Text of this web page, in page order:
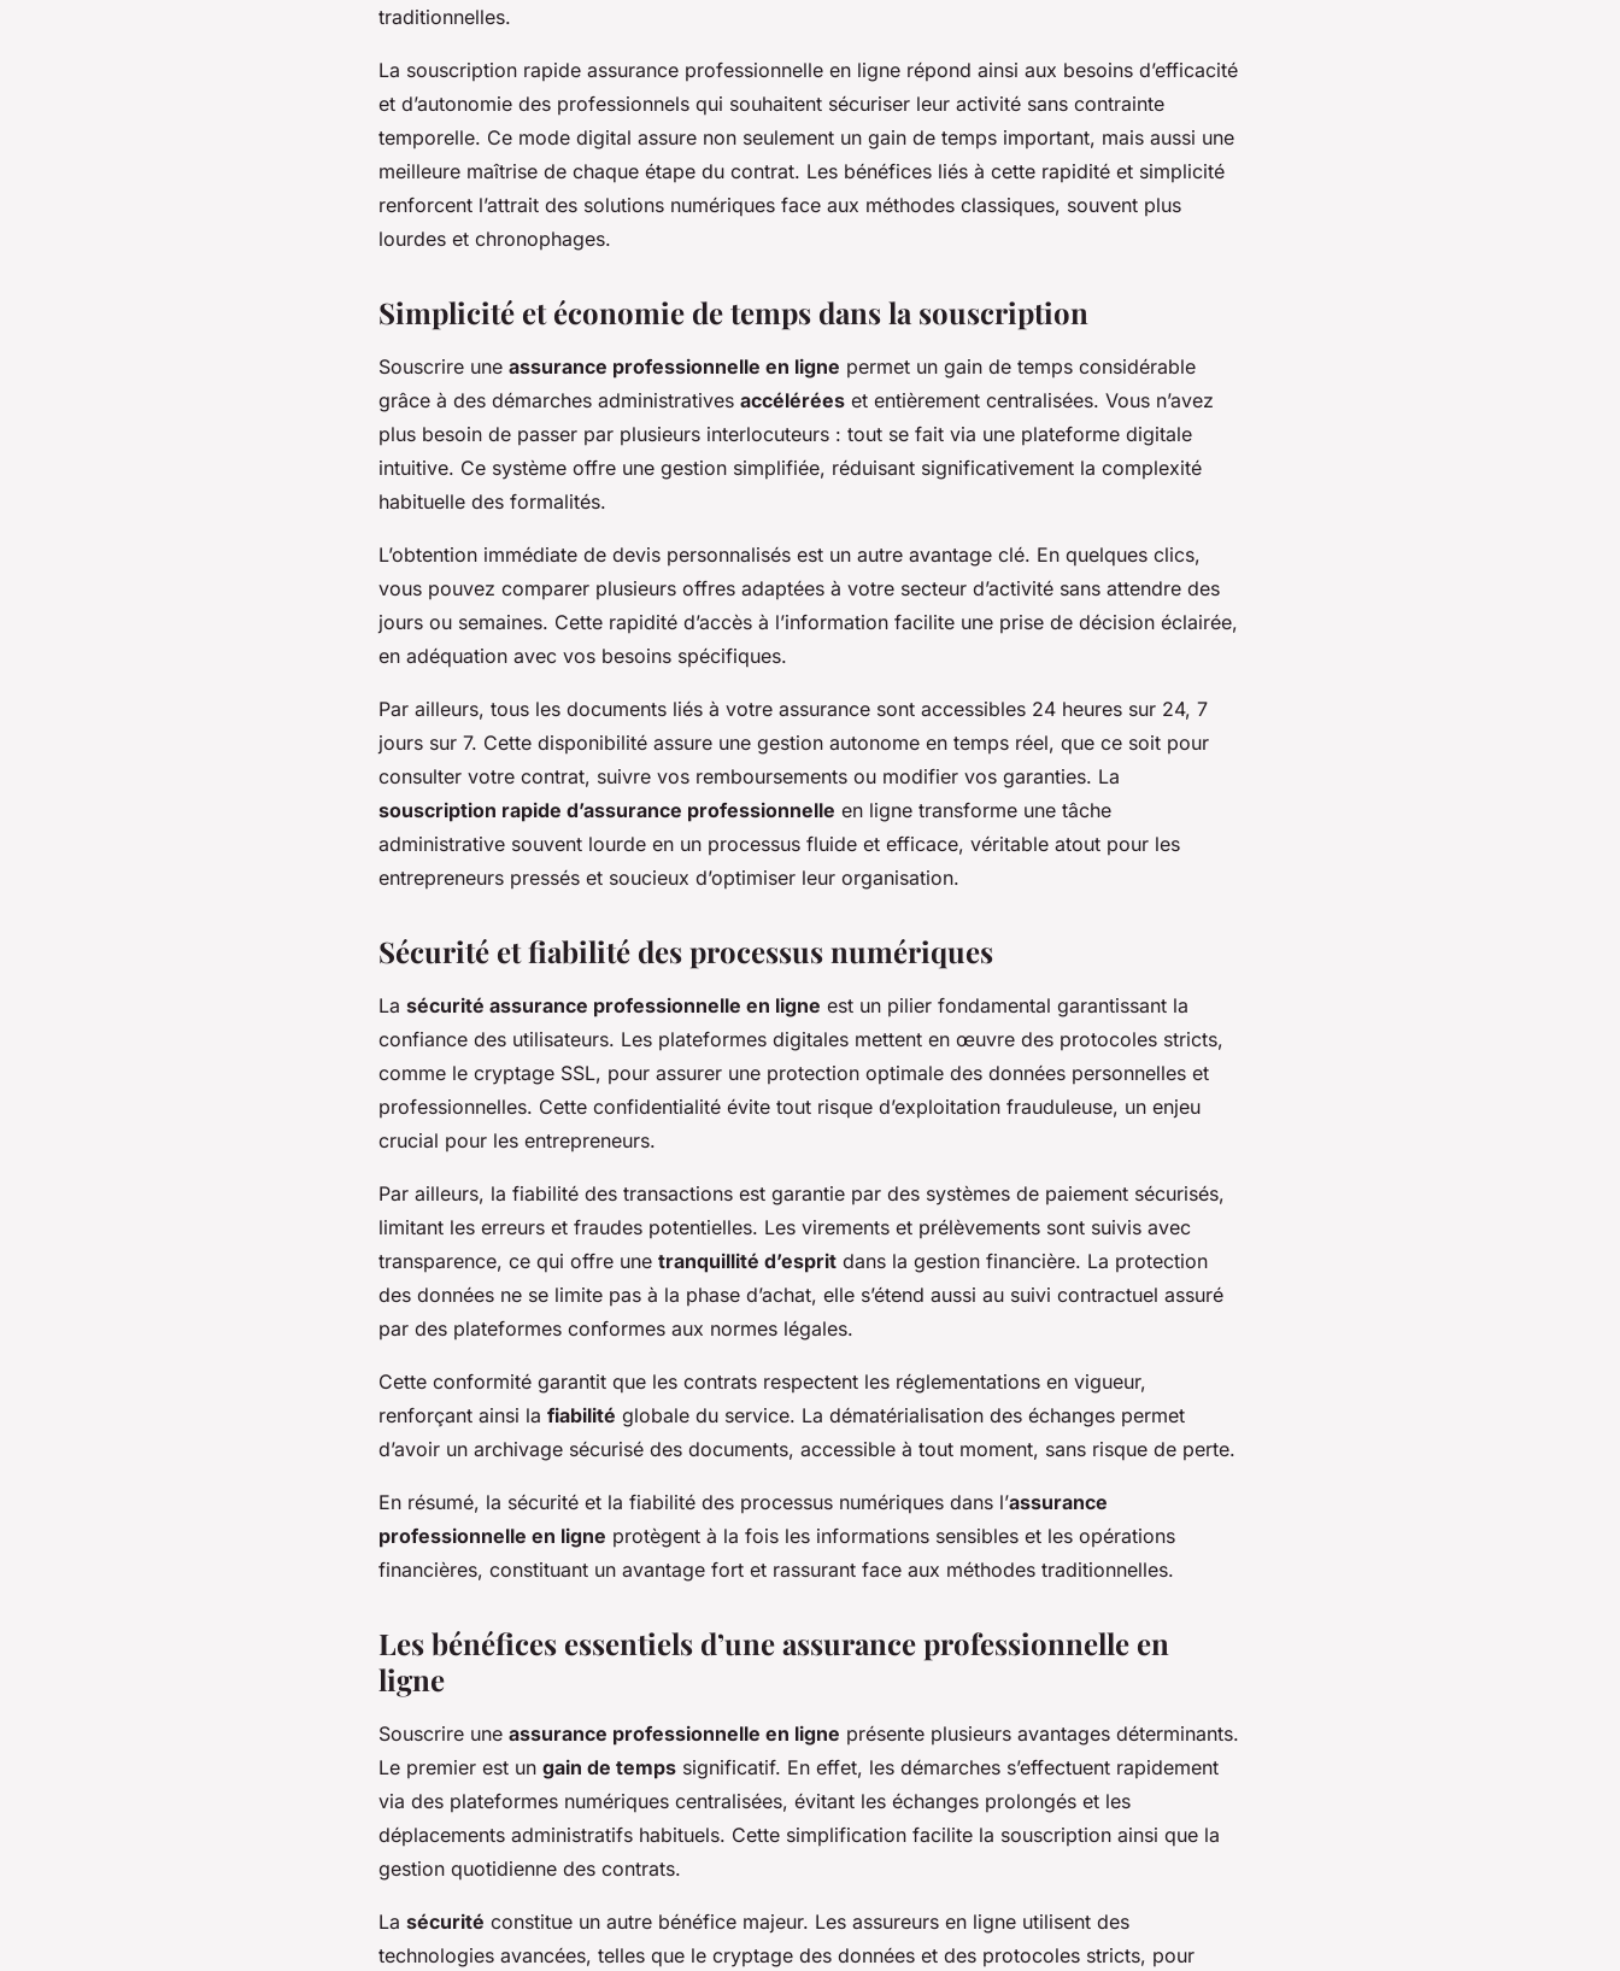
traditionnelles.
La souscription rapide assurance professionnelle en ligne répond ainsi aux besoins d’efficacité
et d’autonomie des professionnels qui souhaitent sécuriser leur activité sans contrainte
temporelle. Ce mode digital assure non seulement un gain de temps important, mais aussi une
meilleure maîtrise de chaque étape du contrat. Les bénéfices liés à cette rapidité et simplicité
renforcent l’attrait des solutions numériques face aux méthodes classiques, souvent plus
lourdes et chronophages.
Simplicité et économie de temps dans la souscription
Souscrire une assurance professionnelle en ligne permet un gain de temps considérable
grâce à des démarches administratives accélérées et entièrement centralisées. Vous n’avez
plus besoin de passer par plusieurs interlocuteurs : tout se fait via une plateforme digitale
intuitive. Ce système offre une gestion simplifiée, réduisant significativement la complexité
habituelle des formalités.
L’obtention immédiate de devis personnalisés est un autre avantage clé. En quelques clics,
vous pouvez comparer plusieurs offres adaptées à votre secteur d’activité sans attendre des
jours ou semaines. Cette rapidité d’accès à l’information facilite une prise de décision éclairée,
en adéquation avec vos besoins spécifiques.
Par ailleurs, tous les documents liés à votre assurance sont accessibles 24 heures sur 24, 7
jours sur 7. Cette disponibilité assure une gestion autonome en temps réel, que ce soit pour
consulter votre contrat, suivre vos remboursements ou modifier vos garanties. La
souscription rapide d’assurance professionnelle en ligne transforme une tâche
administrative souvent lourde en un processus fluide et efficace, véritable atout pour les
entrepreneurs pressés et soucieux d’optimiser leur organisation.
Sécurité et fiabilité des processus numériques
La sécurité assurance professionnelle en ligne est un pilier fondamental garantissant la
confiance des utilisateurs. Les plateformes digitales mettent en œuvre des protocoles stricts,
comme le cryptage SSL, pour assurer une protection optimale des données personnelles et
professionnelles. Cette confidentialité évite tout risque d’exploitation frauduleuse, un enjeu
crucial pour les entrepreneurs.
Par ailleurs, la fiabilité des transactions est garantie par des systèmes de paiement sécurisés,
limitant les erreurs et fraudes potentielles. Les virements et prélèvements sont suivis avec
transparence, ce qui offre une tranquillité d’esprit dans la gestion financière. La protection
des données ne se limite pas à la phase d’achat, elle s’étend aussi au suivi contractuel assuré
par des plateformes conformes aux normes légales.
Cette conformité garantit que les contrats respectent les réglementations en vigueur,
renforçant ainsi la fiabilité globale du service. La dématérialisation des échanges permet
d’avoir un archivage sécurisé des documents, accessible à tout moment, sans risque de perte.
En résumé, la sécurité et la fiabilité des processus numériques dans l’assurance
professionnelle en ligne protègent à la fois les informations sensibles et les opérations
financières, constituant un avantage fort et rassurant face aux méthodes traditionnelles.
Les bénéfices essentiels d’une assurance professionnelle en
ligne
Souscrire une assurance professionnelle en ligne présente plusieurs avantages déterminants.
Le premier est un gain de temps significatif. En effet, les démarches s’effectuent rapidement
via des plateformes numériques centralisées, évitant les échanges prolongés et les
déplacements administratifs habituels. Cette simplification facilite la souscription ainsi que la
gestion quotidienne des contrats.
La sécurité constitue un autre bénéfice majeur. Les assureurs en ligne utilisent des
technologies avancées, telles que le cryptage des données et des protocoles stricts, pour